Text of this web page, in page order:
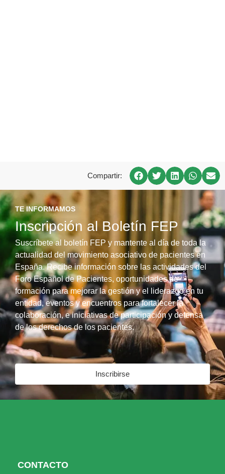
Compartir:
TE INFORMAMOS
Inscripción al Boletín FEP
Suscríbete al boletín FEP y mantente al día de toda la
actualidad del movimiento asociativo de pacientes en
España. Recibe información sobre las actividades del
Foro Español de Pacientes, oportunidades de
formación para mejorar la gestión y el liderazgo en tu
entidad, eventos y encuentros para fortalecer la
colaboración, e iniciativas de participación y defensa
de los derechos de los pacientes.
Inscribirse
CONTACTO